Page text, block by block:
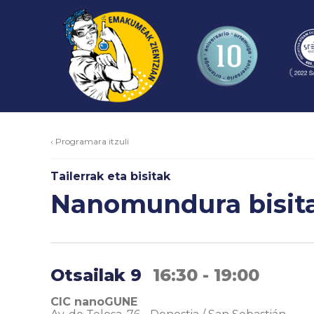
‹ Programara itzuli
Tailerrak eta bisitak
Nanomundura
Otsailak 9 16:30 - 19:00
CIC nanoGUNE